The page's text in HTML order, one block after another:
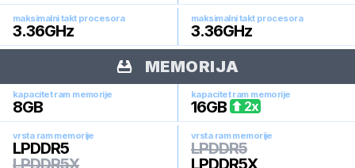
maksimalni takt procesora
3.36GHz
maksimalni takt procesora
3.36GHz
MEMORIJA
kapacitet ram memorije
8GB
kapacitet ram memorije
16GB 2x
vrsta ram memorije
LPDDR5
LPDDR5X
vrsta ram memorije
LPDDR5
LPDDR5X